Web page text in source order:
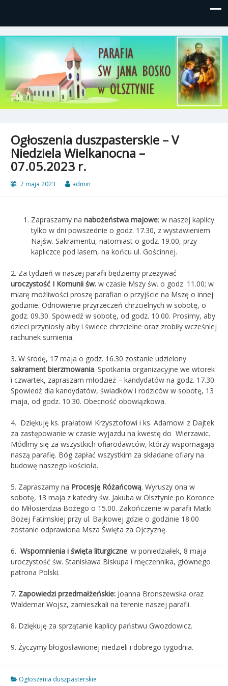
Parafia św, Jana Bosko w
Olsztynie
Gutkowo, ul. Żółkiewskiego 1
Ogłoszenia duszpasterskie – V
Niedziela Wielkanocna –
07.05.2023 r.
7 maja 2023 admin
Zapraszamy na nabożeństwa majowe: w naszej kaplicy
tylko w dni powszednie o godz. 17.30, z wystawieniem
Najśw. Sakramentu, natomiast o godz. 19.00, przy
kapliczce pod lasem, na końcu ul. Gościnnej.
2. Za tydzień w naszej parafii będziemy przeżywać
uroczystość I Komunii św. w czasie Mszy św. o godz. 11.00; w
miarę możliwości proszę parafian o przyjście na Mszę o innej
godzinie. Odnowienie przyrzeczeń chrzcielnych w sobotę, o
godz. 09.30. Spowiedź w sobotę, od godz. 10.00. Prosimy, aby
dzieci przyniosły alby i świece chrzcielne oraz zrobiły wcześniej
rachunek sumienia.
3. W środę, 17 maja o godz. 16.30 zostanie udzielony
sakrament bierzmowania. Spotkania organizacyjne we wtorek
i czwartek, zapraszam młodzież – kandydatów na godz. 17.30.
Spowiedź dla kandydatów, świadków i rodziców w sobotę, 13
maja, od godz. 10.30. Obecność obowiązkowa.
4. Dziękuję ks. prałatowi Krzysztofowi i ks. Adamowi z Dajtek
za zastępowanie w czasie wyjazdu na kwestę do Wierzawic.
Módlmy się za wszystkich ofiarodawców, którzy wspomagają
naszą parafię. Bóg zapłać wszystkim za składane ofiary na
budowę naszego kościoła.
5. Zapraszamy na Procesję Różańcową. Wyruszy ona w
sobotę, 13 maja z katedry św. Jakuba w Olsztynie po Koronce
do Miłosierdzia Bożego o 15.00. Zakończenie w parafii Matki
Bożej Fatimskiej przy ul. Bajkowej gdzie o godzinie 18.00
zostanie odprawiona Msza Święta za Ojczyznę.
6. Wspomnienia i święta liturgiczne: w poniedziałek, 8 maja
uroczystość św. Stanisława Biskupa i męczennika, głównego
patrona Polski.
7. Zapowiedzi przedmałżeńskie: Joanna Bronszewska oraz
Waldemar Wojsz, zamieszkali na terenie naszej parafii.
8. Dziękuję za sprzątanie kaplicy państwu Gwozdowicz.
9. Życzymy błogosławionej niedzieli i dobrego tygodnia.
Ogłoszenia duszpasterskie